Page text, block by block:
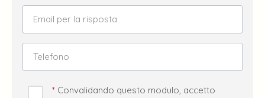
Email per la risposta
Telefono
Convalidando questo modulo, accetto